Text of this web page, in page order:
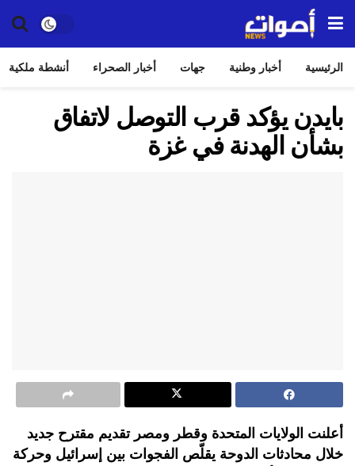
الرئيسية أخبار وطنية جهات أخبار الصحراء أنشطة ملكية
بايدن يؤكد قرب التوصل لاتفاق
بشأن الهدنة في غزة
أعلنت الولايات المتحدة وقطر ومصر تقديم مقترح جديد
خلال محادثات الدوحة يقلّص الفجوات بين إسرائيل وحركة